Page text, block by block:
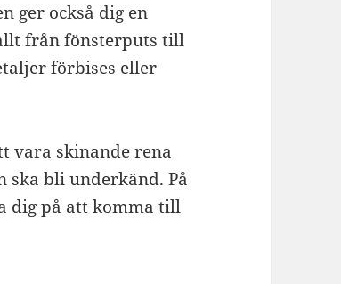
ger också dig en
från fönsterputs till
förbises eller
vara skinande rena
ska bli underkänd. På
dig på att komma till